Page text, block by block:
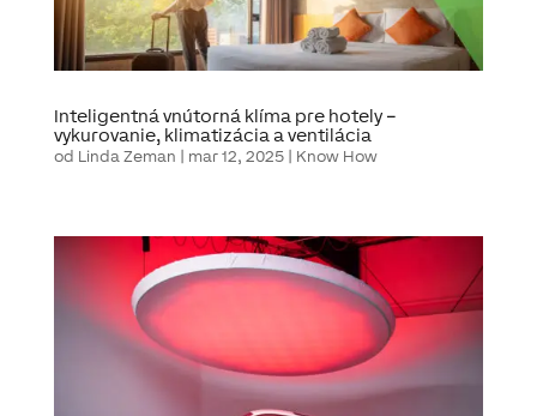
Inteligentná vnútorná klíma pre hotely –
vykurovanie, klimatizácia a ventilácia
od Linda Zeman mar 12, 2025| Know How